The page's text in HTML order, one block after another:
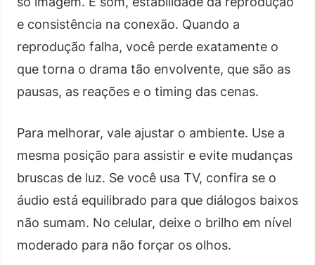
e consistência na conexão. Quando a
reprodução falha, você perde exatamente o
que torna o drama tão envolvente, que são as
pausas, as reações e o timing das cenas.
Para melhorar, vale ajustar o ambiente. Use a
mesma posição para assistir e evite mudanças
bruscas de luz. Se você usa TV, confira se o
áudio está equilibrado para que diálogos baixos
não sumam. No celular, deixe o brilho em nível
moderado para não forçar os olhos.